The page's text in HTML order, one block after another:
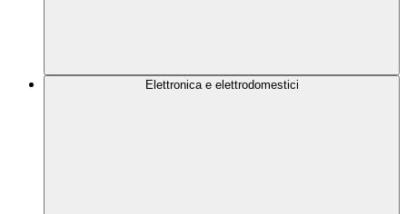
Elettronica e elettrodomestici